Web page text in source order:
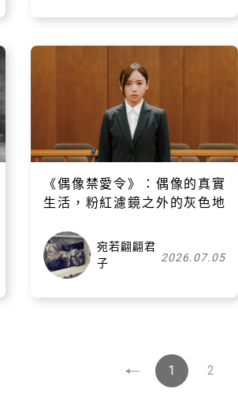
《偶像禁愛令》：偶像的真實
生活，粉紅濾鏡之外的灰色地
宛若翩翩君
子
2026.07.05
1 2